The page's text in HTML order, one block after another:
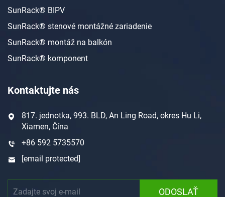
SunRack® BIPV
SunRack® stenové montážné zariadenie
SunRack® montáž na balkón
SunRack® komponent
Kontaktujte nás
817. jednotka, 993. BLD, An Ling Road, okres Hu Li,
Xiamen, Čína
+86 592 5735570
[email protected]
ODOSLAŤ